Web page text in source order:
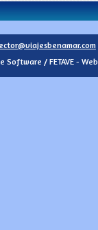
Software / FETAVE -